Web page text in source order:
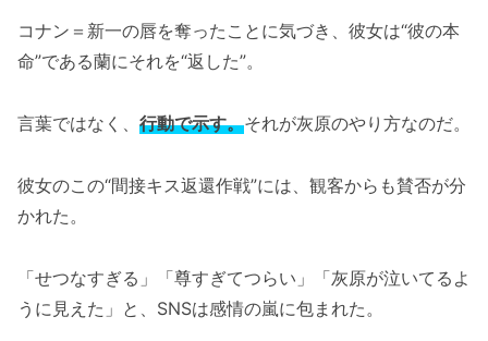
コナン＝新一の唇を奪ったことに気づき、彼女は“彼の本
命”である蘭にそれを“返した”。
言葉ではなく、 行動で示す。それが灰原のやり方なのだ。
彼女のこの“間接キス返還作戦”には、観客からも賛否が分
かれた。
「せつなすぎる」「尊すぎてつらい」「灰原が泣いてるよ
うに見えた」と、SNSは感情の嵐に包まれた。